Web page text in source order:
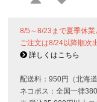
8/5～8/23まで夏季休
ご注文は8/24以降順次
詳しくはこちら
配送料：950円（北海
ネコポス：全国一律